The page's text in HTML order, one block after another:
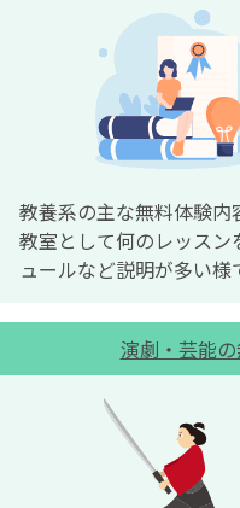
教養系の主な無料体験内
教室として何のレッス
ュールなど説明が多い様
演劇・芸能